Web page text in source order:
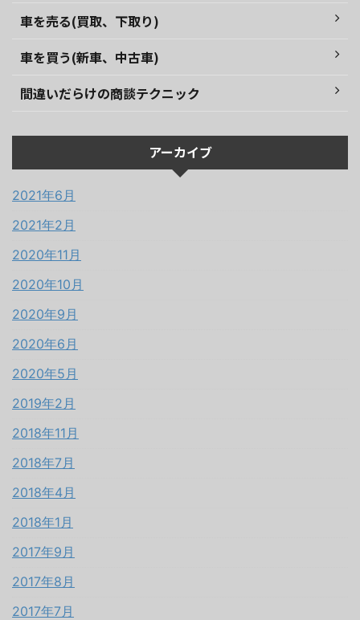
車を売る(買取、下取り)
車を買う(新車、中古車)
間違いだらけの商談テクニック
アーカイブ
2021年6月
2021年2月
2020年11月
2020年10月
2020年9月
2020年6月
2020年5月
2019年2月
2018年11月
2018年7月
2018年4月
2018年1月
2017年9月
2017年8月
2017年7月